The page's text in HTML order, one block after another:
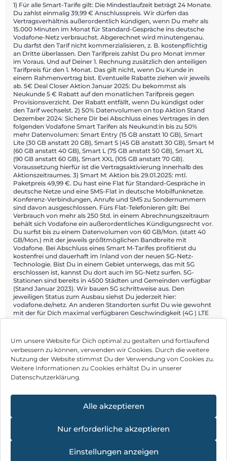
Um unsere Website für Dich optimal zu gestalten und fortlaufend
verbessern zu können, verwenden wir Cookies. Durch die weitere
Nutzung der Website stimmst Du der Verwendung von Cookies zu.
Weitere Informationen zu Cookies erhältst Du in unserer
Datenschutzerklärung.
Alle akzeptieren
Nur erforderliche akzeptieren
Einstellungen anzeigen
1) Für alle Smart-Tarife gilt: Die Mindestlaufzeit beträgt 24 Monate.
Du zahlst einmalig 39,99 € Anschlusspreis. Wir dürfen das
Vertragsverhältnis außerordentlich kündigen, wenn Du mehr als
15.000 Minuten im Monat für Standard-Gespräche ins deutsche
Vodafone-Netz verbrauchst. Abgerechnet wird minutengenau.
Du darfst den Tarif nicht kommerzialisieren, z. B. kostenpflichtig
an Dritte überlassen. Den Tarifpreis zahlst Du pro Monat immer
im Voraus. Und auf Deiner 1. Rechnung zusätzlich den anteiligen
Tarifpreis für den 1. Monat. Das gilt nicht, wenn Du Kunde in
einem Rahmenvertrag bist. Eventuelle Rabatte ziehen wir jeweils
ab. 5€ Deal Closer Aktion Januar 2025: Du bekommst als
Neukunde 5 € Rabatt auf den monatlichen Tarifpreis gegen
Provisionsverzicht. Der Rabatt entfällt, wenn Du kündigst oder
den Tarif wechselst. 2) 50% Datenvolumen on top Aktion Stand
Dezember 2024: Sichere Dir bei Abschluss eines Vertrages in den
folgenden Vodafone Smart Tarifen als Neukund:in bis zu 50%
mehr Datenvolumen: Smart Entry (15 GB anstatt 10 GB), Smart
Lite (30 GB anstatt 20 GB), Smart S (45 GB anstatt 30 GB), Smart M
(60 GB anstatt 40 GB), Smart L (75 GB anstatt 50 GB), Smart XL
(90 GB anstatt 60 GB), Smart XXL (105 GB anstatt 70 GB).
Voraussetzung hierfür ist die Vertragsaktivierung innerhalb des
Aktionszeitraumes. 3) Smart M: Aktion bis 29.01.2025: mtl.
Paketpreis 49,99 €. Du hast eine Flat für Standard-Gespräche in
deutsche Netze und eine SMS-Flat in deutsche Mobilfunknetze.
Konferenz-Verbindungen, Anrufe und SMS zu Sondernummern
sind davon ausgeschlossen. Fürs Flat-Telefonieren gilt: Bei
Verbrauch von mehr als 250 Std. in einem Abrechnungszeitraum
behält sich Vodafone ein außerordentliches Kündigungsrecht vor.
Du surfst bis zu einem Datenvolumen von 60 GB/Mon. (statt 40
GB/Mon.) mit der jeweils größtmöglichen Bandbreite mit
Vodafone. Bei Abschluss eines Smart M-Tarifes profitierst du
kostenfrei und dauerhaft im Inland von der neuen 5G-Netz-
Technologie. Bist Du in einem Gebiet unterwegs, das mit 5G
erschlossen ist, kannst Du dort auch im 5G-Netz surfen. 5G-
Stationen sind bereits in 4500 Städten und Gemeinden verfügbar
(Stand Januar 2023). Wir bauen 5G schrittweise aus. Den
jeweiligen Status zum Ausbau siehst Du jederzeit hier:
vodafone.de/netz. An anderen Standorten surfst Du wie gewohnt
mit der für Dich maximal verfügbaren Geschwindigkeit (4G | LTE
Max). Um das 5G-Netz nutzen zu können, brauchst Du ein 5G-
Impressum
Hinweis zur Batterieentsorgung
Können wir Dir behilflich sein?